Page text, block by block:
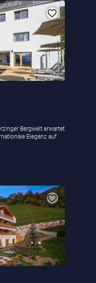
Bergwelt erwartet
Eleganz auf